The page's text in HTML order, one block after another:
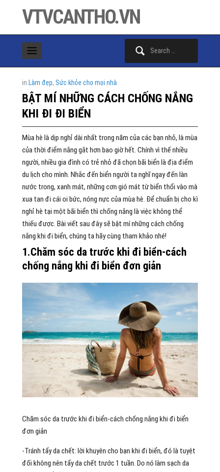
VTVCANTHO.VN
in Làm đẹp, Sức khỏe cho mọi nhà
BẬT MÍ NHỮNG CÁCH CHỐNG NẮNG
KHI ĐI ĐI BIỂN
Mùa hè là dịp nghỉ dài nhất trong năm của các bạn nhỏ, là mùa
của thời điểm nắng gắt hơn bao giờ hết. Chính vì thế nhiều
người, nhiều gia đình có trẻ nhỏ đã chọn bãi biển là địa điểm
du lịch cho mình. Nhắc đến biển người ta nghĩ ngay đến làn
nước trong, xanh mát, những cơn gió mát từ biển thổi vào mà
xua tan đi cái oi bức, nóng nực của mùa hè. Để chuẩn bị cho kì
nghỉ hè tại một bãi biển thì chống nắng là việc không thể
thiếu được. Bài viết sau đây sẽ bật mí những cách chống
nắng khi đi biển, chúng ta hãy cùng tham khảo nhé!
1.Chăm sóc da trước khi đi biển-cách
chống nắng khi đi biển đơn giản
Chăm sóc da trước khi đi biển-cách chống nắng khi đi biển
đơn giản
-Tránh tẩy da chết: lời khuyên cho bạn khi đi biển, đó là tuyệt
đối không nên tẩy da chết trước 1 tuần. Do nó làm sạch da